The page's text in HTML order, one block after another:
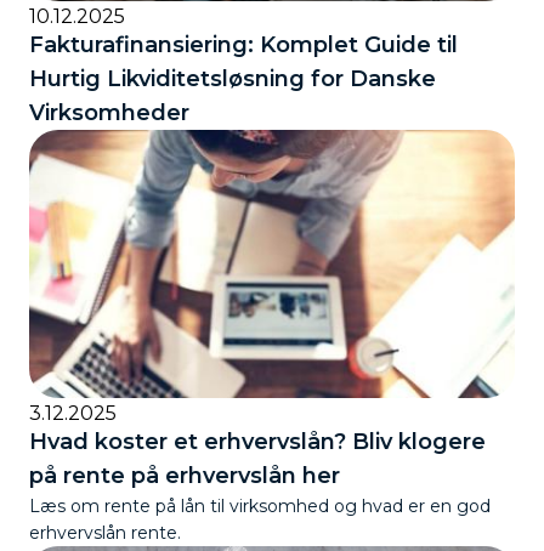
10.12.2025
Fakturafinansiering: Komplet Guide til
Hurtig Likviditetsløsning for Danske
Virksomheder
3.12.2025
Hvad koster et erhvervslån? Bliv klogere
på rente på erhvervslån her
Læs om rente på lån til virksomhed og hvad er en god
erhvervslån rente.